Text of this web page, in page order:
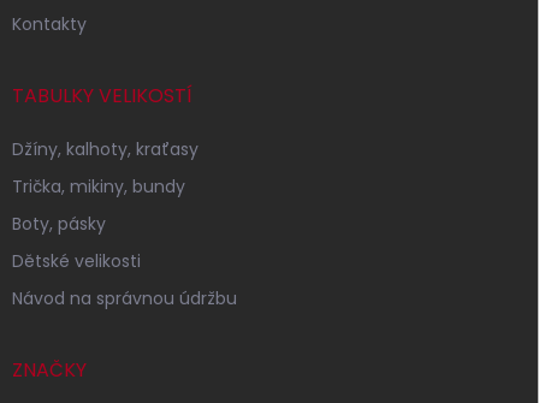
Kontakty
TABULKY VELIKOSTÍ
Džíny, kalhoty, kraťasy
Trička, mikiny, bundy
Boty, pásky
Dětské velikosti
Návod na správnou údržbu
ZNAČKY